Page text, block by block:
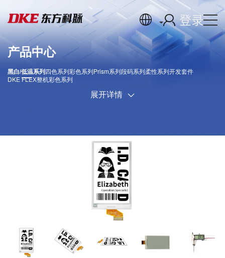
登录
产品中心
黑白/低温系列四色系列彩色系列Prism系列段码系列柔性系列开发套件
DKE FLEX整机彩色系列
展开详情
DKE双色电子纸显示器包括常温范围和低温范围两种
类型，可在不同温度条件下使用。 双色电子纸显示
屏由数百万个微胶囊组成。这些胶囊的直径约为一根
头发的长度，每个 微胶囊含有两种类型的电泳颗粒: